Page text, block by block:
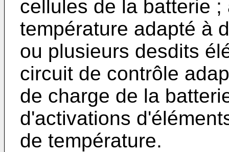
cellules de la batterie
température adapté à
ou plusieurs desdits
circuit de contrôle
de charge de la
d'activations
de température.